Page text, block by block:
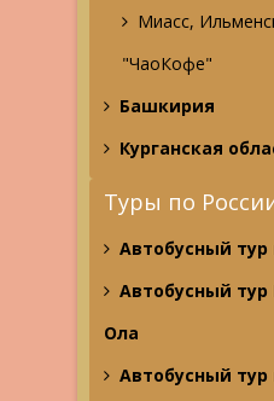
Миасс,
"ЧаоКофе"
Башкирия
Курганская
Туры по
Автобусный
Автобусный
Ола
Автобусный тур